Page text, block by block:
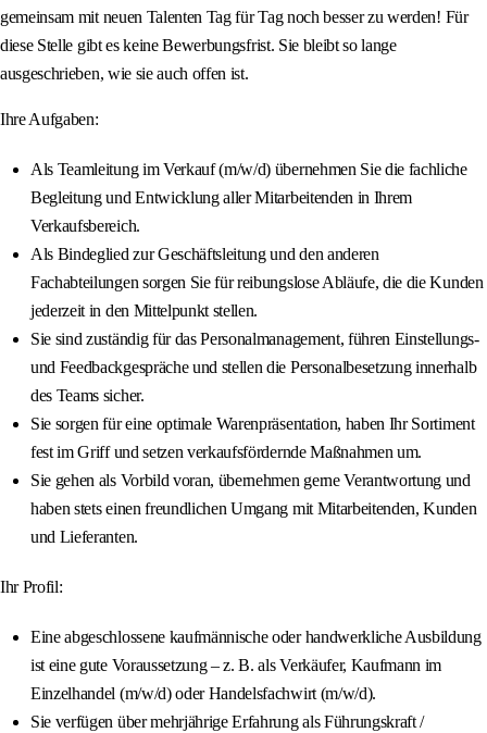
gemeinsam mit neuen Talenten Tag für Tag noch besser zu werden! Für
diese Stelle gibt es keine Bewerbungsfrist. Sie bleibt so lange
ausgeschrieben, wie sie auch offen ist.
Ihre Aufgaben:
Als Teamleitung im Verkauf (m/w/d) übernehmen Sie die fachliche
Begleitung und Entwicklung aller Mitarbeitenden in Ihrem
Verkaufsbereich.
Als Bindeglied zur Geschäftsleitung und den anderen
Fachabteilungen sorgen Sie für reibungslose Abläufe, die die Kunden
jederzeit in den Mittelpunkt stellen.
Sie sind zuständig für das Personalmanagement, führen Einstellungs-
und Feedbackgespräche und stellen die Personalbesetzung innerhalb
des Teams sicher.
Sie sorgen für eine optimale Warenpräsentation, haben Ihr Sortiment
fest im Griff und setzen verkaufsfördernde Maßnahmen um.
Sie gehen als Vorbild voran, übernehmen gerne Verantwortung und
haben stets einen freundlichen Umgang mit Mitarbeitenden, Kunden
und Lieferanten.
Ihr Profil:
Eine abgeschlossene kaufmännische oder handwerkliche Ausbildung
ist eine gute Voraussetzung – z. B. als Verkäufer, Kaufmann im
Einzelhandel (m/w/d) oder Handelsfachwirt (m/w/d).
Sie verfügen über mehrjährige Erfahrung als Führungskraft /